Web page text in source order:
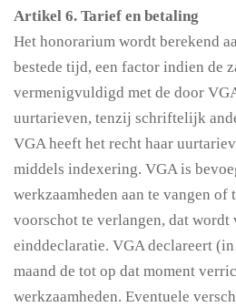
Artikel 6. Tarief en betaling
Het honorarium wordt berekend
bestede tijd, een factor indien de
vermenigvuldigd met de door
uurtarieven, tenzij schriftelijk
VGA heeft het recht haar
middels indexering. VGA is
werkzaamheden aan te vangen of
voorschot te verlangen, dat wordt
einddeclaratie. VGA declareert
maand de tot op dat moment
werkzaamheden. Eventuele